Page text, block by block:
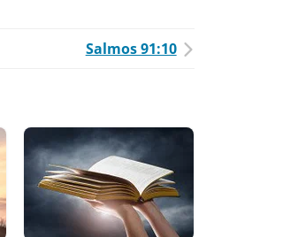
Salmos 91:10